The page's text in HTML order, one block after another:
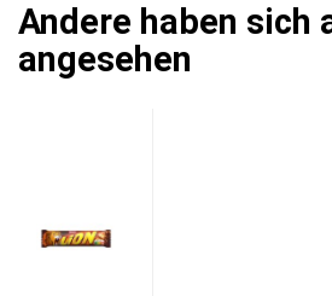
Andere haben sich
angesehen